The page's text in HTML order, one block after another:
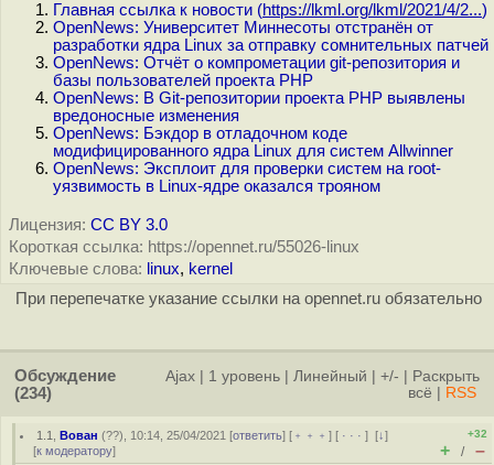
Главная ссылка к новости (https://lkml.org/lkml/2021/4/2...)
OpenNews: Университет Миннесоты отстранён от
разработки ядра Linux за отправку сомнительных патчей
OpenNews: Отчёт о компрометации git-репозитория и
базы пользователей проекта PHP
OpenNews: В Git-репозитории проекта PHP выявлены
вредоносные изменения
OpenNews: Бэкдор в отладочном коде
модифицированного ядра Linux для систем Allwinner
OpenNews: Эксплоит для проверки систем на root-
уязвимость в Linux-ядре оказался трояном
Лицензия: CC BY 3.0
Короткая ссылка: https://opennet.ru/55026-linux
Ключевые слова: linux, kernel
При перепечатке указание ссылки на opennet.ru обязательно
Обсуждение
(234)
Ajax 1 уровень Линейный +/-
Раскрыть
всё
RSS
1.1 ,Вован (??), 10:14, 25/04/2021 [ответить] [ ﹢﹢﹢] [ · · ·][↓]
[к модератору]
+32
+ / –